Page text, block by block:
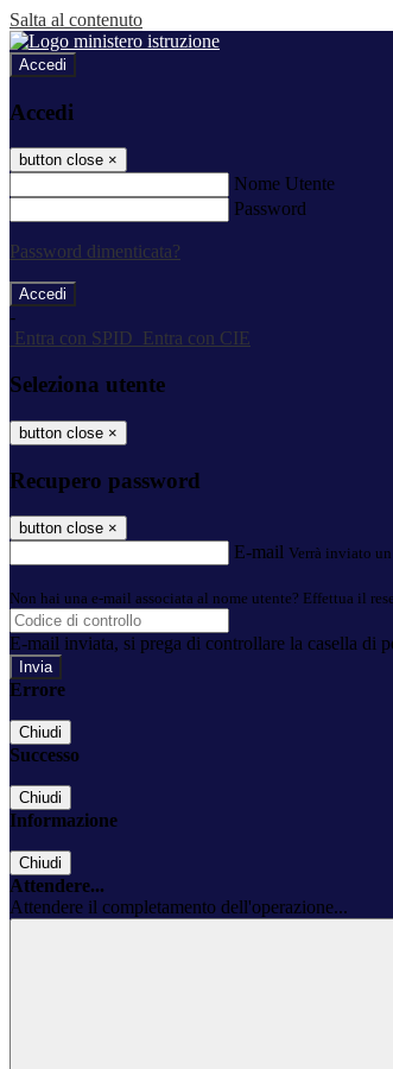
Salta al contenuto
Accedi
Accedi
button close ×
Nome Utente
Password
Password dimenticata?
-
Entra con SPID
Entra con CIE
Seleziona utente
button close ×
Recupero password
button close ×
E-mail Verrà inviato
Non hai una e-mail associata al nome utente? Effettua il
E-mail inviata, si prega di controllare la casella di
Errore
Chiudi
Successo
Chiudi
Informazione
Chiudi
Attendere...
Attendere il completamento dell'operazione...